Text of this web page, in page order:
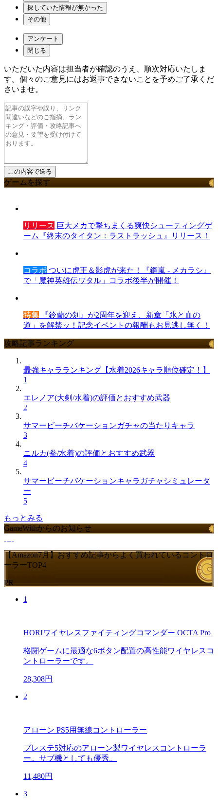
探していた情報が無かった
その他
アンケート
閉じる
いただいた内容は担当者が確認のうえ、順次対応いたしま
す。個々のご意見にはお返事できないことを予めご了承くだ
さいませ。
ゲームを探す
リリース 巨大メカで撃ちまくる爽快シューティングゲ
ーム『終末のタイタン：ラストラッシュ』リリース！
コラボ ついに虎王＆影虎が来た！『鋼嵐 - メカラシ』
で「魔神英雄伝ワタル」コラボ後半が開催！
特集 『鈴蘭の剣』が2周年を迎え、新章「氷と血の
道」を解禁ッ！記念イベントの報酬もお見逃し無く！
攻略記事ランキング
最強キャラランキング【水着2026キャラ順位確定！】
1
エレノア(大剣/水着)の評価とおすすめ武器
2
サマービーチバケーションガチャの当たりキャラ
3
ニルカ(拳/水着)の評価とおすすめ武器
4
サマービーチバケーションキャラガチャシミュレータ
ー
5
もっとみる
GameWithからのお知らせ
【Amazon7月】おすすめ記事からよく買われているコントロ
ーラーTOP4
PR
1
HORIワイヤレスファイティングコマンダー OCTA Pro
格闘ゲームに最適な6ボタン配置の高性能ワイヤレスコ
ントローラーです。
28,308円
2
アローン PS5用無線コントローラー
プレステ5対応のアローン製ワイヤレスコントローラ
ー。サブ機としても優秀。
11,480円
3